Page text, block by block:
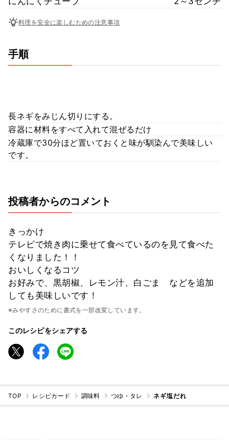
料理を安全に楽しむための注意事項
手順
長ネギをみじん切りにする。
容器に材料をすべて入れて混ぜるだけ
冷蔵庫で30分ほど置いておくと味が馴染んで美味しい
です。
投稿者からのコメント
きっかけ
テレビで焼き肉に乗せて食べているのを見て食べた
くなりました！！
おいしくなるコツ
お好みで、黒胡椒、レモン汁、白ごま などを追加
しても美味しいです！
※みやすさのために書式を一部改変しています。
このレシピをシェアする
TOP レシピカード 調味料 つゆ・タレ ネギ塩だれ